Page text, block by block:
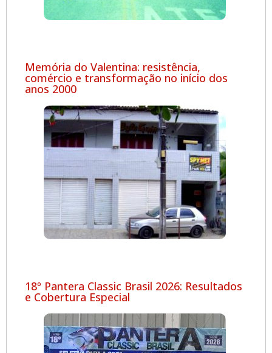
Memória do Valentina: resistência,
comércio e transformação no início dos
anos 2000
18º Pantera Classic Brasil 2026: Resultados
e Cobertura Especial